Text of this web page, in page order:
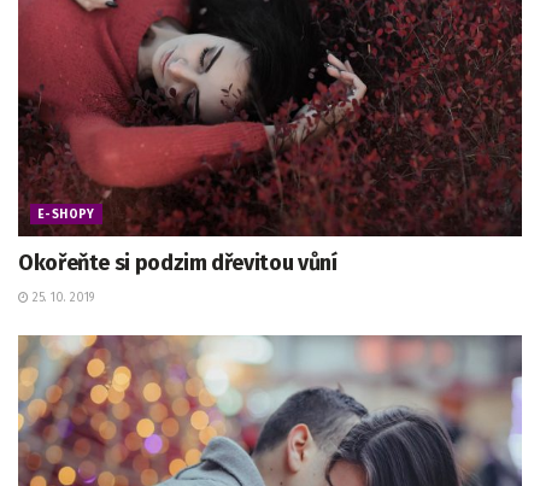
E-SHOPY
Okořeňte si podzim dřevitou vůní
25. 10. 2019